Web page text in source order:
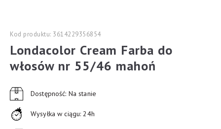
Kod produktu: 3614229356854
Londacolor Cream Farba do
włosów nr 55/46 mahoń
Dostępność: Na stanie
Wysyłka w ciągu: 24h